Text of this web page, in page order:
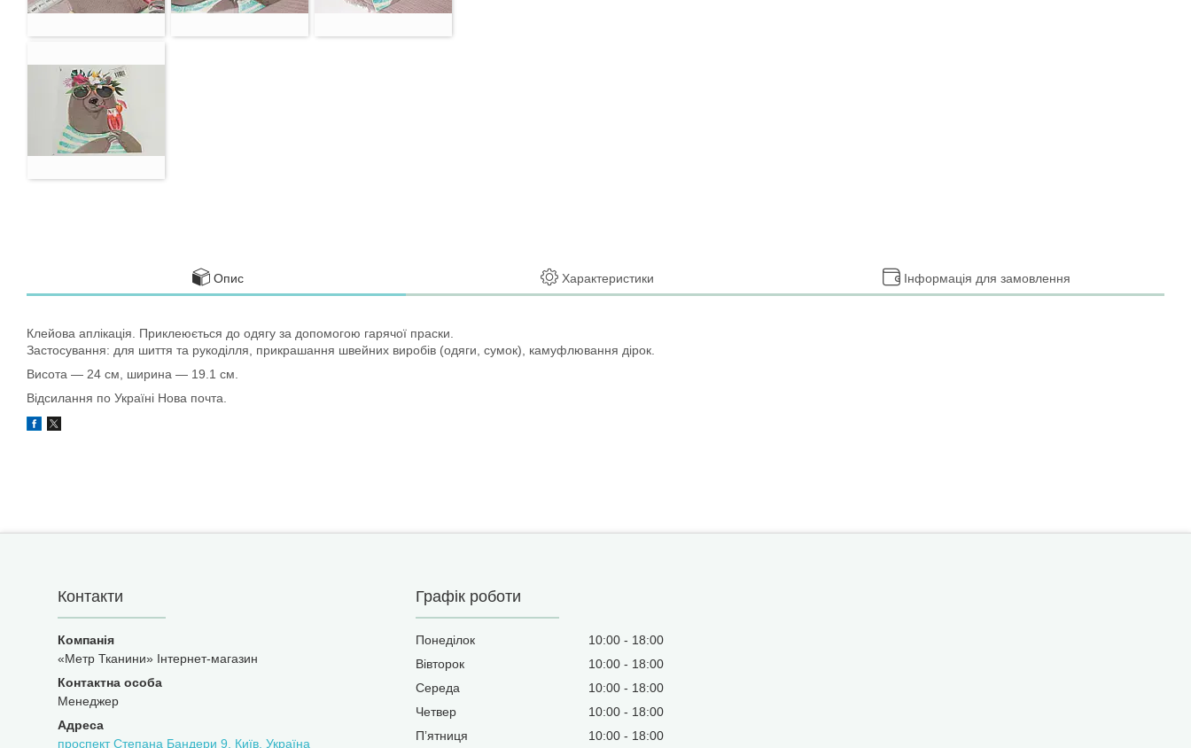
Опис Характеристики Інформація для замовлення
Клейова аплікація. Приклеюється до одягу за допомогою гарячої праски.
Застосування: для шиття та рукоділля, прикрашання швейних виробів (одяги, сумок), камуфлювання дірок.
Висота — 24 см, ширина — 19.1 см.
Відсилання по Україні Нова почта.
Контакти
«Метр Тканини» Інтернет-магазин
Менеджер
проспект Степана Бандери 9, Київ, Україна
Графік роботи
Понеділок 10:00
18:00
Вівторок
10:00
18:00
Середа
10:00
18:00
Четвер
10:00
18:00
Пʼятниця
10:00 18:00